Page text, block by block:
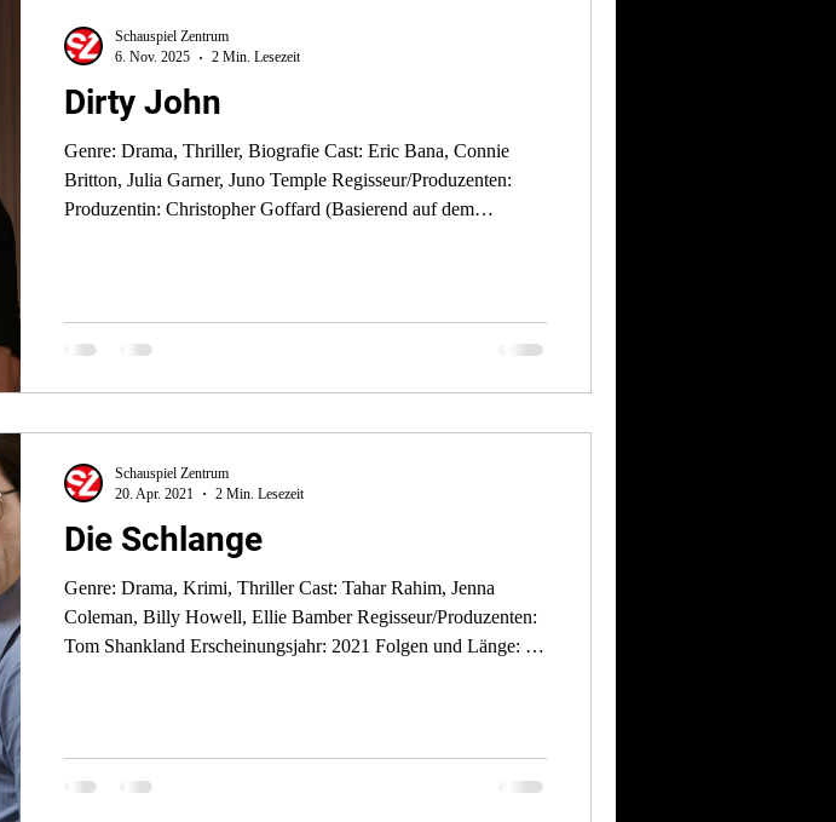
Dirty John
Genre: Drama, Thriller, Biografie Cast: Eric Bana, Connie
Britton, Julia Garner, Juno Temple Regisseur/Produzenten:
Produzentin: Christopher Goffard (Basierend auf dem
Affair, Big Little Lies, You Einleitung: „Dirty John“ ist ein
fesselndes und packendes Drama, das basiert auf realen
Schauspiel Zentrum
6. Nov. 2025
2 Min. Lesezeit
Die Schlange
Genre: Drama, Krimi, Thriller Cast: Tahar Rahim, Jenna
Coleman, Billy Howell, Ellie Bamber Regisseur/Produzenten:
Tom Shankland Erscheinungsjahr: 2021 Folgen und Länge: 8
ist ein faszinierendes Porträt eines der schillerndsten und
gefürchtetsten Kriminellen der 1970er Jahre. Die Ser
Schauspiel Zentrum
20. Apr. 2021
2 Min. Lesezeit